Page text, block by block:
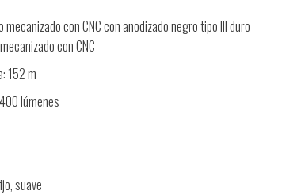
mecanizado con CNC con anodizado negro tipo III duro
con CNC
152 m
lúmenes
suave